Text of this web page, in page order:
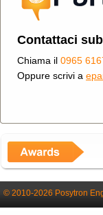
Contattaci
Chiama il 0965
Oppure scrivi a
© 2010-2026 Posytron